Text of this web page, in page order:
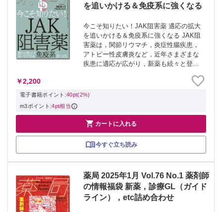
を追いかける＆免疫系に強くなる
今こそ知りたい！JAK阻害薬 適応の拡大
を追いかける＆免疫系に強くなる JAK阻
害薬は，関節リウマチ，炎症性腸疾患，
アトピー性皮膚炎など，近年さまざまな
疾患に適応が広がり，新薬も続々と登場
であり，免疫を抑制するため感染症の副
作用に注意が必要であるなど，薬学管理
￥2,200
電子書籍ポイント:40pt(2%)
m3ポイント:4pt相当
 カートに入れる
今すぐ立ち読み
薬局 2025年1月 Vol.76 No.1 薬剤師
の情報福袋 新薬，診療GL（ガイド
ライン），etc詰め合わせ